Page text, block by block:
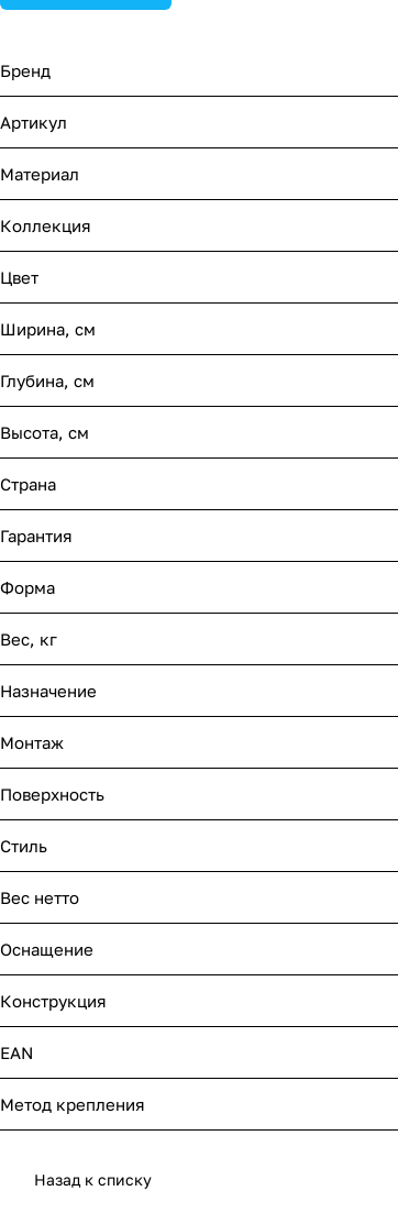
Бренд
Артикул
Материал
Коллекция
Цвет
Ширина, см
Глубина, см
Высота, см
Страна
Гарантия
Форма
Вес, кг
Назначение
Монтаж
Поверхность
Стиль
Вес нетто
Оснащение
Конструкция
EAN
Метод крепления
Назад к списку